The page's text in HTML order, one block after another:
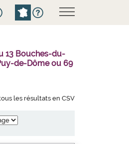
13 Bouches-du-
de-Dôme ou 69
les résultats en CSV